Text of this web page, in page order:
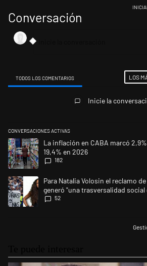
Conversación
TODOS LOS COMENTARIOS LOS
Inicie la
CONVERSACIONES ACTIVAS
Este listado muestra los artículos con más
Un artículo de tendencia con el título "La
La inflación en CABA marcó
19,4% en 2026
182
Un artículo de tendencia con el título "Para
Para Natalia Volosin el reclamo
generó "una trasversalidad
Malvinas"
52